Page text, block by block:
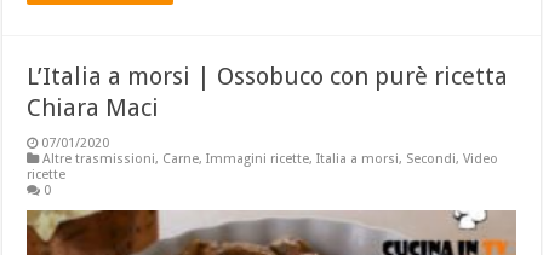
L’Italia a morsi | Ossobuco con purè ricetta
Chiara Maci
07/01/2020
Altre trasmissioni, Carne,Immagini ricette,Italia a morsi, Secondi,Video
ricette
0